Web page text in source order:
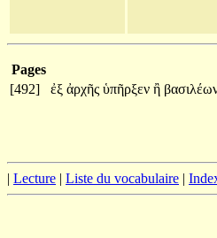
Pages
[492]
ἐξ ἀρχῆς ὑπῆρξεν ἢ
| Lecture | Liste du vocabulaire |